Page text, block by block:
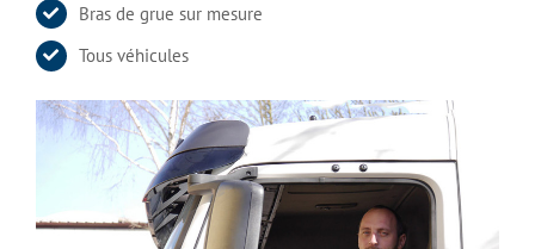
Bras de grue sur mesure
Tous véhicules